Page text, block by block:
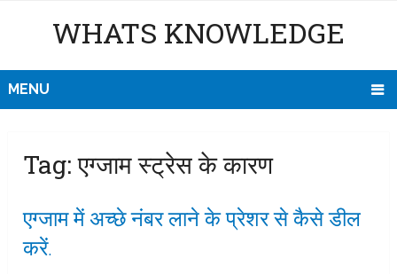
WHATS KNOWLEDGE
MENU
Tag:एग्जाम स्ट्रेस के कारण
एग्जाम में अच्छे नंबर लाने के प्रेशर से कैसे डील
करें.